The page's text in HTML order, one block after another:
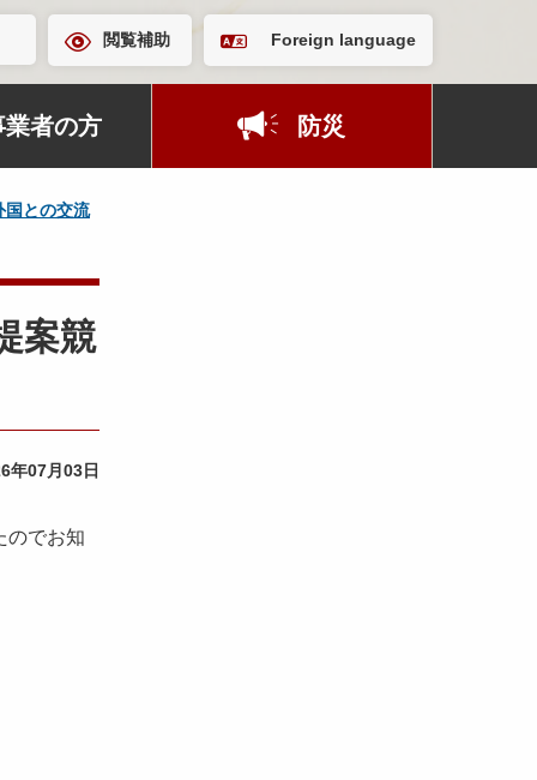
閲覧補助 Foreign language
業者の方 防災
国との交流
案競
年07月03日
のでお知